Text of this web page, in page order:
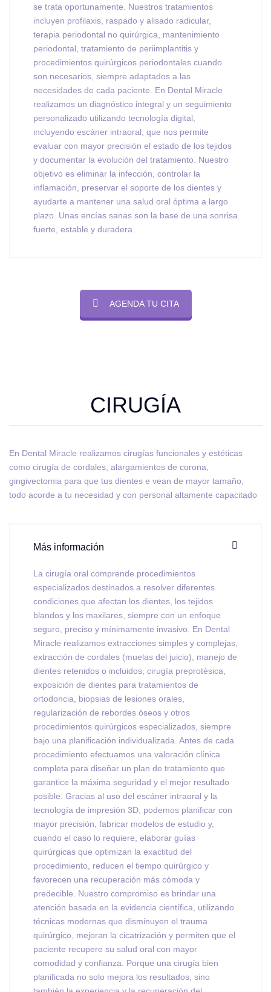
se trata oportunamente. Nuestros tratamientos
incluyen profilaxis, raspado y alisado radicular,
terapia periodontal no quirúrgica, mantenimiento
periodontal, tratamiento de periimplantitis y
procedimientos quirúrgicos periodontales cuando
son necesarios, siempre adaptados a las
necesidades de cada paciente. En Dental Miracle
realizamos un diagnóstico integral y un seguimiento
personalizado utilizando tecnología digital,
incluyendo escáner intraoral, que nos permite
evaluar con mayor precisión el estado de los tejidos
y documentar la evolución del tratamiento. Nuestro
objetivo es eliminar la infección, controlar la
inflamación, preservar el soporte de los dientes y
ayudarte a mantener una salud oral óptima a largo
plazo. Unas encías sanas son la base de una sonrisa
fuerte, estable y duradera.
AGENDA TU CITA
CIRUGÍA
En Dental Miracle realizamos cirugías funcionales y estéticas
como cirugía de cordales, alargamientos de corona,
gingivectomia para que tus dientes e vean de mayor tamaño,
todo acorde a tu necesidad y con personal altamente capacitado
Más información
La cirugía oral comprende procedimientos
especializados destinados a resolver diferentes
condiciones que afectan los dientes, los tejidos
blandos y los maxilares, siempre con un enfoque
seguro, preciso y mínimamente invasivo. En Dental
Miracle realizamos extracciones simples y complejas,
extracción de cordales (muelas del juicio), manejo de
dientes retenidos o incluidos, cirugía preprotésica,
exposición de dientes para tratamientos de
ortodoncia, biopsias de lesiones orales,
regularización de rebordes óseos y otros
procedimientos quirúrgicos especializados, siempre
bajo una planificación individualizada. Antes de cada
procedimiento efectuamos una valoración clínica
completa para diseñar un plan de tratamiento que
garantice la máxima seguridad y el mejor resultado
posible. Gracias al uso del escáner intraoral y la
tecnología de impresión 3D, podemos planificar con
mayor precisión, fabricar modelos de estudio y,
cuando el caso lo requiere, elaborar guías
quirúrgicas que optimizan la exactitud del
procedimiento, reducen el tiempo quirúrgico y
favorecen una recuperación más cómoda y
predecible. Nuestro compromiso es brindar una
atención basada en la evidencia científica, utilizando
técnicas modernas que disminuyen el trauma
quirúrgico, mejoran la cicatrización y permiten que el
paciente recupere su salud oral con mayor
comodidad y confianza. Porque una cirugía bien
planificada no solo mejora los resultados, sino